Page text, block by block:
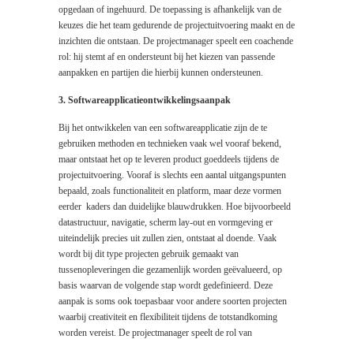
opgedaan of ingehuurd. De toepassing is afhankelijk van de
keuzes die het team gedurende de projectuitvoering maakt en de
inzichten die ontstaan. De projectmanager speelt een coachende
rol: hij stemt af en ondersteunt bij het kiezen van passende
aanpakken en partijen die hierbij kunnen ondersteunen.
3. Softwareapplicatieontwikkelingsaanpak
Bij het ontwikkelen van een softwareapplicatie zijn de te
gebruiken methoden en technieken vaak wel vooraf bekend,
maar ontstaat het op te leveren product goeddeels tijdens de
projectuitvoering. Vooraf is slechts een aantal uitgangspunten
bepaald, zoals functionaliteit en platform, maar deze vormen
eerder kaders dan duidelijke blauwdrukken. Hoe bijvoorbeeld
datastructuur, navigatie, scherm lay-out en vormgeving er
uiteindelijk precies uit zullen zien, ontstaat al doende. Vaak
wordt bij dit type projecten gebruik gemaakt van
tussenopleveringen die gezamenlijk worden geëvalueerd, op
basis waarvan de volgende stap wordt gedefinieerd. Deze
aanpak is soms ook toepasbaar voor andere soorten projecten
waarbij creativiteit en flexibiliteit tijdens de totstandkoming
worden vereist. De projectmanager speelt de rol van